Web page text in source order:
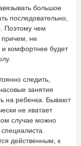
большое
последовательно,
Поэтому чем
причем, не
и комфортнее будет
следить,
занятия
на ребенка. Бывают
не хватает
случае можно
действенным, к